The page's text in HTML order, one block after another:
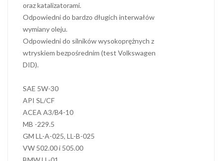
oraz katalizatorami.
Odpowiedni do bardzo długich interwałów
wymiany oleju.
Odpowiedni do silników wysokoprężnych z
wtryskiem bezpośrednim (test Volkswagen
DID).
SAE 5W-30
API SL/CF
ACEA A3/B4-10
MB -229.5
GM LL-A-025, LL-B-025
VW 502.00 i 505.00